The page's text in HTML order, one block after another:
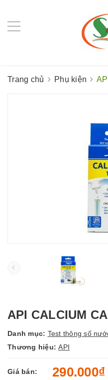
Trang chủ Phụ kiện
API CALCIUM
Danh mục: Test thông số
Thương hiệu:API
Giá bán: 290.000₫